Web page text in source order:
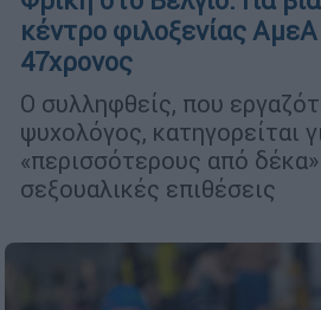
κέντρο φιλοξενίας
47χρονος
Ο συλληφθείς, που
ψυχολόγος, κατηγορείται
«περισσότερους από
σεξουαλικές επιθέσεις